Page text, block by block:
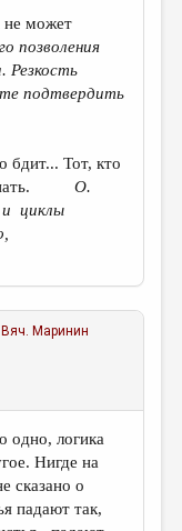
не может
позволения
Резкость
подтвердить
Тот, кто
спать.О.
и циклы
Вяч. Маринин
одно, логика
Нигде на
сказано о
падают так,